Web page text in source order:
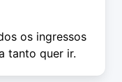
os ingressos
tanto quer ir.